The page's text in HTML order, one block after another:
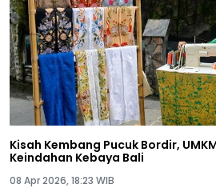
Kisah Kembang Pucuk Bordir,
Keindahan Kebaya Bali
08 Apr 2026, 18:23 WIB